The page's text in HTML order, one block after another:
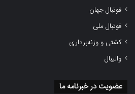
فوتبال جهان
فوتبال ملی
کشتی و وزنه‌برداری
والیبال
عضویت در خبرنامه ما